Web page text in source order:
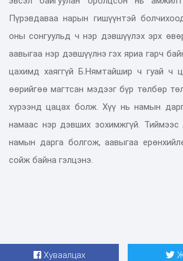
Пүрэвдаваа нарын гишүүнтэй
оны сонгуульд ч нэр дэвшүүлэх эрх
аавыгаа нэр дэвшүүлнэ гэх яриа гарч
цахимд хаяггүй Б.Нямтайшир ч гуай ч
өөрийгөө магтсан мэдээг бүр төлбөр
хүрээнд цацах болж. Хүү нь намын
намаас нэр дэвших зохимжгүй. Тиймээс
намын дарга болгож, аавыгаа
сойж байна гэлцэнэ.
Хуваалцах